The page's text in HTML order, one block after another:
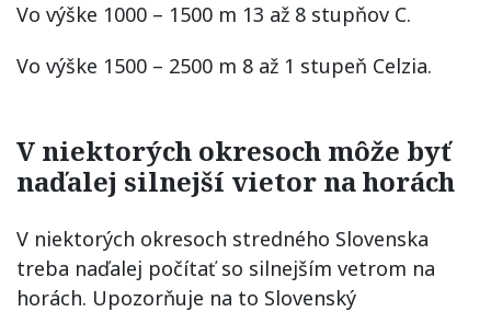
Vo výške 1000 – 1500 m 13 až 8 stupňov C.
Vo výške 1500 – 2500 m 8 až 1 stupeň Celzia.
V niektorých okresoch môže byť
naďalej silnejší vietor na horách
V niektorých okresoch stredného Slovenska
treba naďalej počítať so silnejším vetrom na
horách. Upozorňuje na to Slovenský